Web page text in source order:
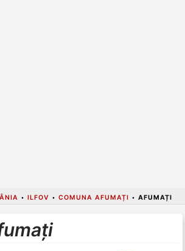
• ILFOV • COMUNA AFUMAȚI • AFUMAȚI